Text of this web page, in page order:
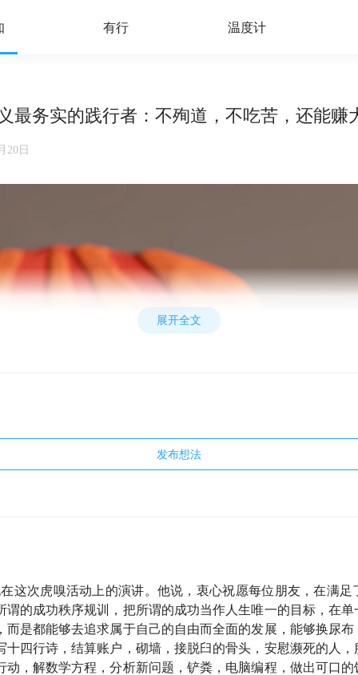
有行 温度计
最务实的践行者：不殉道，不吃苦，还能赚
20日
展开全文
发布想法
这次虎嗅活动上的演讲。他说，衷心祝愿每位朋友，在满足
谓的成功秩序规训，把所谓的成功当作人生唯一的目标，在
而是都能够去追求属于自己的自由而全面的发展，能够换尿
十四行诗，结算账户，砌墙，接脱臼的骨头，安慰濒死的人
动，解数学方程，分析新问题，铲粪，电脑编程，做出可口